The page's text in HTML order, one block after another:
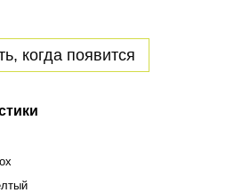
когда появится